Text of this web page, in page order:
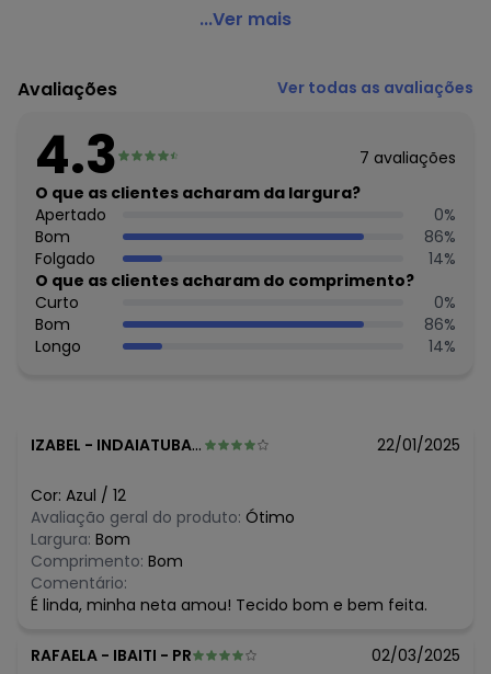
Gloss - Calça Wide Leg Cargo Jeans Juvenil Azul
Modelagem: Ampla
Comprimento: Longo
Cinto: Não acompanha
Cintura: Média
Fornecedor: MALHARIA CRISTINA LTDA / CNPJ
82.663.337/0001-43
Feito: no Brasil
Cuidados para conservação do produto: TEMPERATURA
MÁXIMA DE LAVAGEM 40ºC PROCESSO NORMAL. LAVAR COM
CORES SEMELHANTES. NÃO ALVEJAR. SECAGEM EM TAMBOR.
TEMP DE EXAUSTÃO MÁXIMA 60ºC. TEMP MÁXIMA DA BASE DO
FERRO DE 200ºC. NÃO LIMPAR A SECO.
algum dia do mês, para o menor tamanho disponível.
agosto/2026
julho/2026
junho/2026
maio/2026
abril/2026
março/2026
...Ver mais
Avaliações Ver todas as avaliações
4.3 7 avaliações
O que as clientes acharam da largura?
Apertado
0%
Bom
86%
Folgado
14%
O que as clientes acharam do comprimento?
Curto
0%
Bom
86%
Longo
14%
IZABEL - INDAIATUBA - SP 22/01/2025
Cor: Azul / 12
Avaliação geral do produto: Ótimo
Largura: Bom
Comprimento: Bom
Comentário:
É linda, minha neta amou! Tecido bom e bem feita.
RAFAELA - IBAITI - PR 02/03/2025